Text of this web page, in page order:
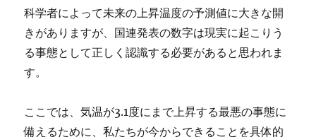
科学者によって未来の上昇温度の予測値に大きな開
きがありますが、国連発表の数字は現実に起こりう
る事態として正しく認識する必要があると思われま
す。
ここでは、気温が3.1度にまで上昇する最悪の事態に
備えるために、私たちが今からできることを具体的